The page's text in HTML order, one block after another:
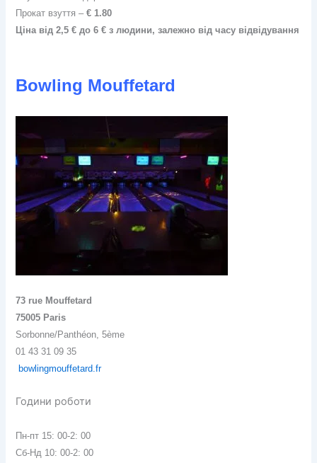
Прокат взуття –€ 1.80
Ціна від 2,5 € до 6 € з людини, залежно від часу відвідування
Bowling Mouffetard
73 rue Mouffetard
75005 Paris
Sorbonne/Panthéon, 5ème
01 43 31 09 35
bowlingmouffetard.fr
Години роботи
Пн-пт 15: 00-2: 00
Сб-Нд 10: 00-2: 00